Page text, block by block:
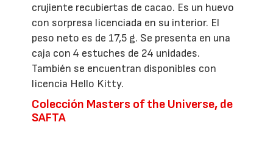
crujiente recubiertas de cacao. Es un huevo
con sorpresa licenciada en su interior. El
peso neto es de 17,5 g. Se presenta en una
caja con 4 estuches de 24 unidades.
También se encuentran disponibles con
licencia Hello Kitty.
Colección Masters of the Universe, de
SAFTA